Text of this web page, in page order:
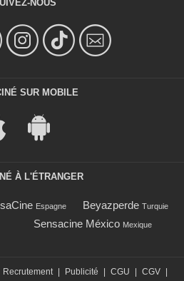
NOUS
SUR MOBILE
À L'ÉTRANGER
Espagne Beyazperde Turquie
Sensacine México Mexique
Recrutement Publicité CGU CGV